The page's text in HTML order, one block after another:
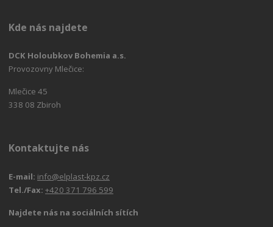
Kde nás najdete
DCK Holoubkov Bohemia a.s.
Provozovny Mlečice:
Mlečice 45
338 08 Zbiroh
Kontaktujte nás
E-mail: info@elplast-kpz.cz
Tel./Fax:+420 371 796 599
Najdete nás na sociálních sítích